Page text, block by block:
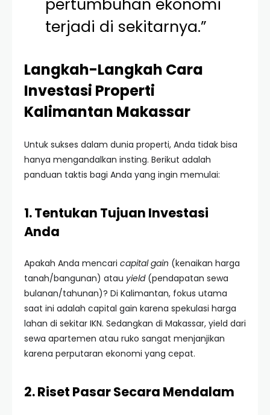
pertumbuhan ekonomi
terjadi di sekitarnya.”
Langkah-Langkah Cara
Investasi Properti
Kalimantan Makassar
Untuk sukses dalam dunia properti, Anda tidak bisa
hanya mengandalkan insting. Berikut adalah
panduan taktis bagi Anda yang ingin memulai:
1. Tentukan Tujuan Investasi
Anda
Apakah Anda mencari capital gain (kenaikan harga
tanah/bangunan) atau yield(pendapatan sewa
bulanan/tahunan)? Di Kalimantan, fokus utama
saat ini adalah capital gain karena spekulasi harga
lahan di sekitar IKN. Sedangkan di Makassar, yield dari
sewa apartemen atau ruko sangat menjanjikan
karena perputaran ekonomi yang cepat.
2. Riset Pasar Secara Mendalam